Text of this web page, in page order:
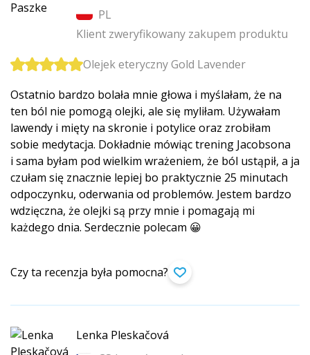
PL
Klient zweryfikowany zakupem produktu
Olejek eteryczny Gold Lavender
Ostatnio bardzo bolała mnie głowa i myślałam, że na
ten ból nie pomogą olejki, ale się myliłam. Używałam
lawendy i mięty na skronie i potylice oraz zrobiłam
sobie medytacja. Dokładnie mówiąc trening Jacobsona
i sama byłam pod wielkim wrażeniem, że ból ustąpił, a ja
czułam się znacznie lepiej bo praktycznie 25 minutach
odpoczynku, oderwania od problemów. Jestem bardzo
wdzięczna, że olejki są przy mnie i pomagają mi
każdego dnia. Serdecznie polecam 😀
Czy ta recenzja była pomocna?
Lenka Pleskačová